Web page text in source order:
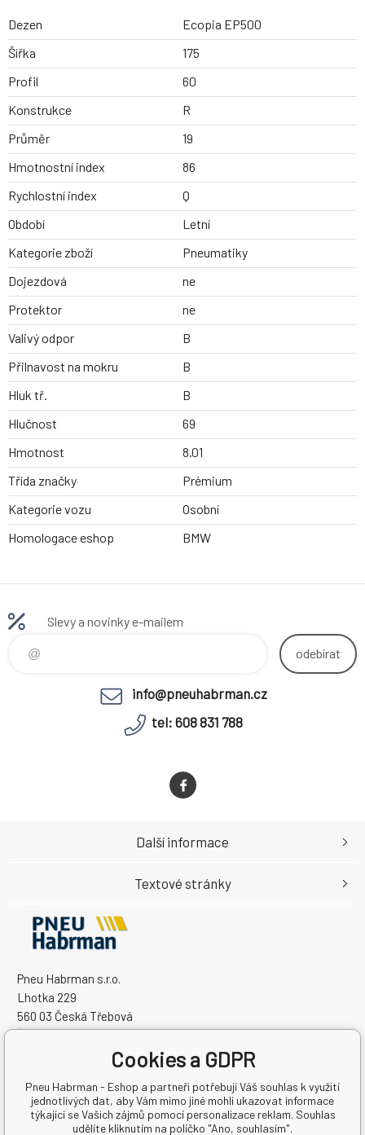
Dezen
Ecopia EP500
Šířka
175
Profil
60
Konstrukce
R
Průměr
19
Hmotnostní index
86
Rychlostní index
Q
Období
Letní
Kategorie zboží
Pneumatiky
Dojezdová
ne
Protektor
ne
Valivý odpor
B
Přilnavost na mokru
B
Hluk tř.
B
Hlučnost
69
Hmotnost
8.01
Třída značky
Prémium
Kategorie vozu
Osobní
Homologace eshop
BMW
Slevy a novinky e-mailem
odebírat
info@pneuhabrman.cz
tel: 608 831 788
Pneu Habrman s.r.o.
Lhotka 229
560 03 Česká Třebová
Česká Republika
Další informace
Textové stránky
Cookies a GDPR
Pneu Habrman - Eshop a partneři potřebují Váš souhlas k využití
jednotlivých dat, aby Vám mimo jiné mohli ukazovat informace
týkající se Vašich zájmů pomocí personalizace reklam. Souhlas
udělíte kliknutím na políčko "Ano, souhlasím".